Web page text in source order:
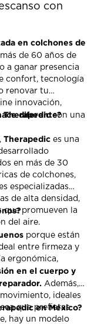
con
en colchones de
de 60 años de
a ganar presencia
confort, tecnología
renovar tu
innovación,
Therapedicson una
diferente?
Therapedic es una
en más de 30
de colchones,
especializadas
de alta densidad,
que promueven la
del aire.
porque están
entre firmeza y
ergonómica,
en el cuerpo y
Además,
ideales
que prefieras
hay un modelo
en México?